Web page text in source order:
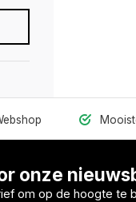
onze
om op de hoogte te